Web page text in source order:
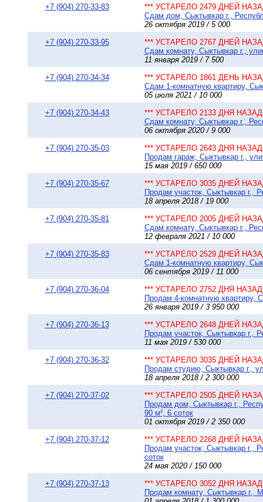
+7 (904) 270-33-83
*** УСТАРЕЛО 2479 ДНЕЙ
Сдам дом, Сыктывкар г.,
26 октября 2019 / 5 000
+7 (904) 270-33-95
*** УСТАРЕЛО 2767 ДНЕЙ
Сдам комнату, Сыктывкар г.,
11 января 2019 / 7 500
+7 (904) 270-34-34
*** УСТАРЕЛО 1861 ДЕНЬ
Сдам 1-комнатную квартиру,
05 июля 2021 / 10 000
+7 (904) 270-34-43
*** УСТАРЕЛО 2133 ДНЯ НАЗАД
Сдам комнату, Сыктывкар г.,
06 октября 2020 / 9 000
+7 (904) 270-35-03
*** УСТАРЕЛО 2643 ДНЯ НАЗАД
Продам гараж, Сыктывкар г.,
15 мая 2019 / 650 000
+7 (904) 270-35-67
*** УСТАРЕЛО 3035 ДНЕЙ
Продам участок, Сыктывкар г.,
18 апреля 2018 / 19 000
+7 (904) 270-35-81
*** УСТАРЕЛО 2005 ДНЕЙ
Сдам комнату, Сыктывкар г.,
12 февраля 2021 / 10 000
+7 (904) 270-35-83
*** УСТАРЕЛО 2529 ДНЕЙ
Сдам 1-комнатную квартиру,
06 сентября 2019 / 11 000
+7 (904) 270-36-04
*** УСТАРЕЛО 2752 ДНЯ НАЗАД
Продам 4-комнатную квартиру,
26 января 2019 / 3 950 000
+7 (904) 270-36-13
*** УСТАРЕЛО 2648 ДНЕЙ
Продам участок, Сыктывкар г.,
11 мая 2019 / 530 000
+7 (904) 270-36-32
*** УСТАРЕЛО 3035 ДНЕЙ
Продам студию, Сыктывкар г.,
18 апреля 2018 / 2 300 000
+7 (904) 270-37-02
*** УСТАРЕЛО 2505 ДНЕЙ
Продам дом, Сыктывкар г.,
90 м², 6 соток
01 октября 2019 / 2 350 000
+7 (904) 270-37-12
*** УСТАРЕЛО 2268 ДНЕЙ
Продам участок, Сыктывкар г.,
соток
24 мая 2020 / 150 000
+7 (904) 270-37-13
*** УСТАРЕЛО 3052 ДНЯ НАЗАД
Продам комнату, Сыктывкар г.,